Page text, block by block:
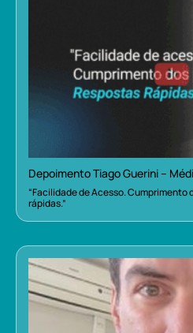
Depoimento Tiago Guerini –
“Facilidade de Acesso. Cumprimento
rápidas.”